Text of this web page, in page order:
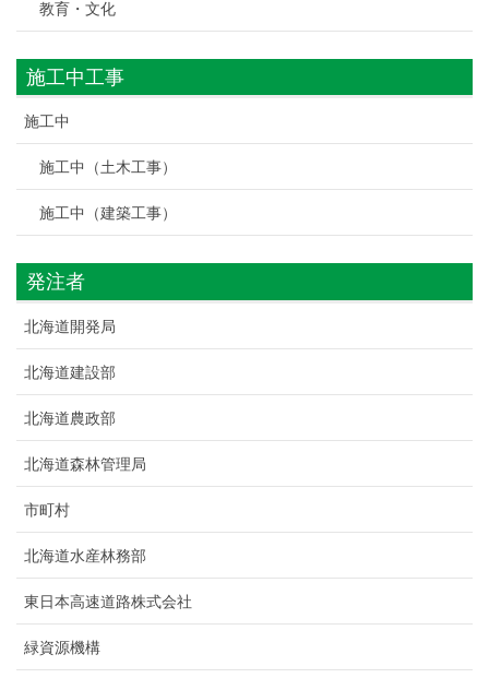
教育・文化
施工中工事
施工中
施工中（土木工事）
施工中（建築工事）
発注者
北海道開発局
北海道建設部
北海道農政部
北海道森林管理局
市町村
北海道水産林務部
東日本高速道路株式会社
緑資源機構